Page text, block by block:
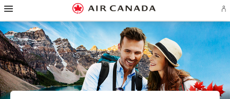
Salti
homepage
Salta
navigazione
principale
Salta
contenuto
Salti
campo
di
ricerca
Salta
link
a
piè
di
pagina
Salta
mappa
del
sito
Salta
sezione
contatti
o
un